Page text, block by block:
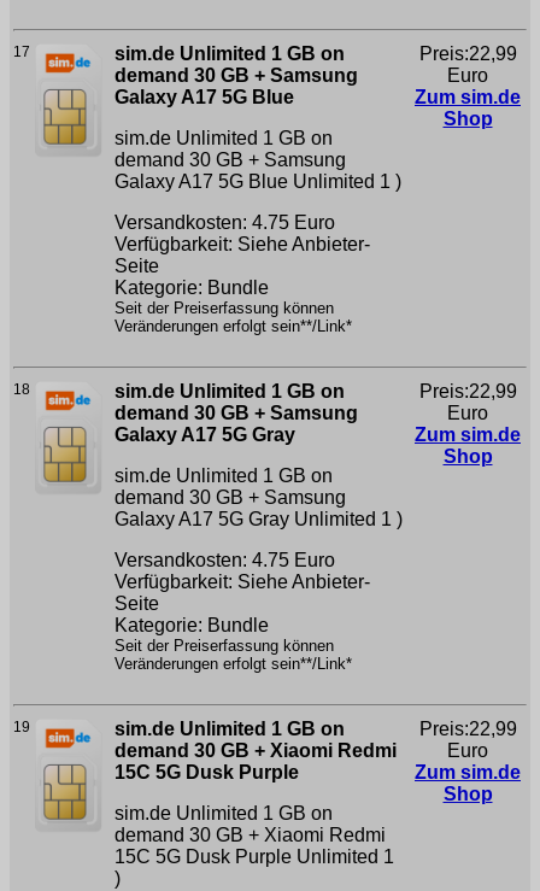
17
sim.de Unlimited 1 GB on
demand 30 GB + Samsung
Galaxy A17 5G Blue
sim.de Unlimited 1 GB on
demand 30 GB + Samsung
Galaxy A17 5G Blue Unlimited 1 )
Versandkosten: 4.75 Euro
Verfügbarkeit: Siehe Anbieter-
Seite
Kategorie: Bundle
Seit der Preiserfassung können
Veränderungen erfolgt sein**/Link*
Preis:22,99
Euro
Zum sim.de
Shop
18
sim.de Unlimited 1 GB on
demand 30 GB + Samsung
Galaxy A17 5G Gray
sim.de Unlimited 1 GB on
demand 30 GB + Samsung
Galaxy A17 5G Gray Unlimited 1 )
Versandkosten: 4.75 Euro
Verfügbarkeit: Siehe Anbieter-
Seite
Kategorie: Bundle
Seit der Preiserfassung können
Veränderungen erfolgt sein**/Link*
Preis:22,99
Euro
Zum sim.de
Shop
19
sim.de Unlimited 1 GB on
demand 30 GB + Xiaomi Redmi
15C 5G Dusk Purple
sim.de Unlimited 1 GB on
demand 30 GB + Xiaomi Redmi
15C 5G Dusk Purple Unlimited 1
)
Preis:22,99
Euro
Zum sim.de
Shop